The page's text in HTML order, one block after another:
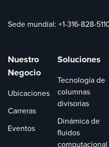
Sede mundial: +1-316-828-
Nuestro
Negocio
Ubicaciones
Carreras
Eventos
Soluciones
Tecnología de
columnas
divisorias
Dinámica de
fluidos
computacional